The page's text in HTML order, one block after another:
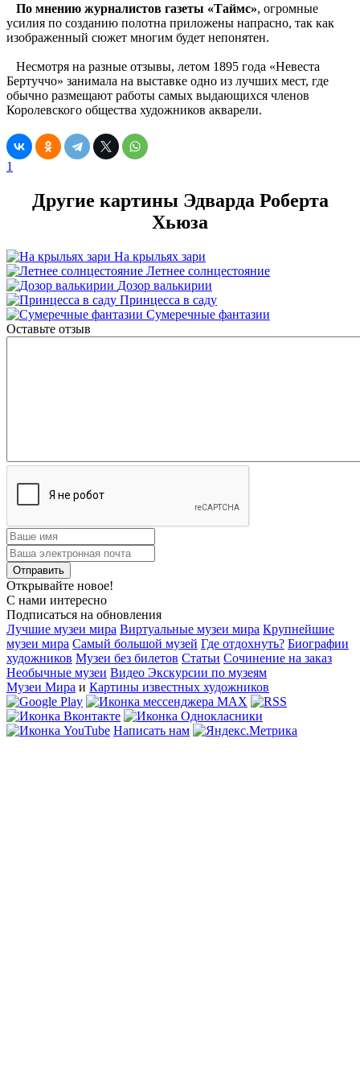
По мнению журналистов газеты «Таймс», огромные
усилия по созданию полотна приложены напрасно, так как
изображенный сюжет многим будет непонятен.
Несмотря на разные отзывы, летом 1895 года «Невеста
Бертуччо» занимала на выставке одно из лучших мест, где
обычно размещают работы самых выдающихся членов
Королевского общества художников акварели.
1
Другие картины Эдварда Роберта
Хьюза
На крыльях зари
Летнее солнцестояние
Дозор валькирии
Принцесса в саду
Сумеречные фантазии
Оставьте отзыв
Открывайте новое!
С нами интересно
Подписаться на обновления
Лучшие музеи мира Виртуальные музеи мира Крупнейшие
музеи мира Самый большой музей Где отдохнуть? Биографии
художников Музеи без билетов Статьи Сочинение на заказ
Необычные музеи Видео Экскурсии по музеям
Музеи Мира и Картины известных художников
Написать нам